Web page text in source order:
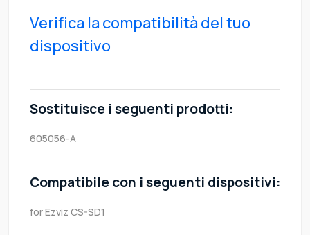
Verifica la compatibilità del tuo
dispositivo
Sostituisce i seguenti prodotti:
605056-A
Compatibile con i seguenti dispositivi:
for Ezviz CS-SD1